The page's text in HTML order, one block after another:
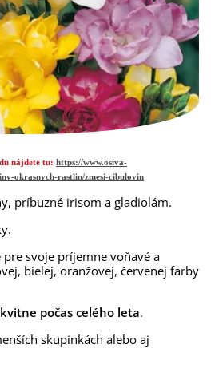
nájdete tu: https://www.osiva-
okrasnych-rastlin/zmesi-cibulovin
príbuzné irisom a gladiolám.
svoje príjemne voňavé a
bielej, oranžovej, červenej farby
kvitne počas celého leta.
skupinkách alebo aj